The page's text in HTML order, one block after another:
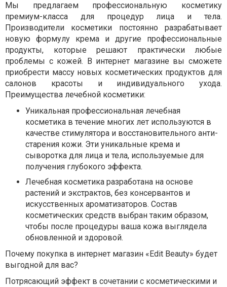
Мы предлагаем профессиональную косметику
премиум-класса для процедур лица и тела.
Производители косметики постоянно разрабатывает
новую формулу крема и другие профессиональные
продукты, которые решают практически любые
проблемы с кожей. В интернет магазине вы сможете
приобрести массу новых косметических продуктов для
салонов красоты и индивидуального ухода.
Преимущества лечебной косметики:
Уникальная профессиональная лечебная
косметика в течение многих лет используются в
качестве стимулятора и восстановительного анти-
старения кожи. Эти уникальные крема и
сыворотка для лица и тела, используемые для
получения глубокого эффекта.
Лечебная косметика разработана на основе
растений и экстрактов, без консервантов и
искусственных ароматизаторов. Состав
косметических средств выбран таким образом,
чтобы после процедуры ваша кожа выглядела
обновленной и здоровой.
Почему покупка в интернет магазин «Edit Beauty» будет
выгодной для вас?
Потрясающий эффект в сочетании с косметическими и